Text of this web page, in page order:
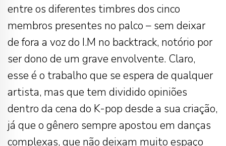
entre os diferentes timbres dos cinco
membros presentes no palco – sem deixar
de fora a voz do I.M no backtrack, notório por
ser dono de um grave envolvente. Claro,
esse é o trabalho que se espera de qualquer
artista, mas que tem dividido opiniões
dentro da cena do K-pop desde a sua criação,
já que o gênero sempre apostou em danças
complexas, que não deixam muito espaço